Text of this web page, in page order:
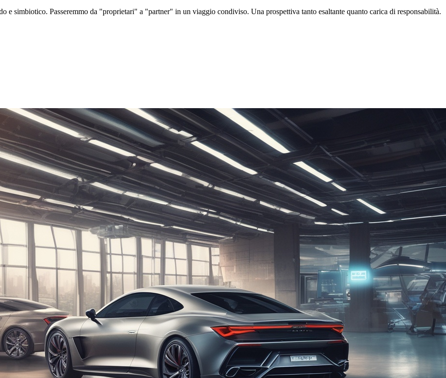
e simbiotico. Passeremmo da "proprietari" a "partner" in un viaggio condiviso. Una prospettiva tanto esaltante quanto carica di responsabilità.